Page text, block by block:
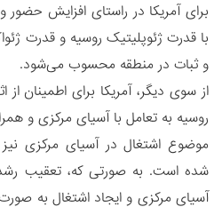
برای آمریکا در راستای افزایش حضور
با قدرت ژئوپلیتیک روسیه و قدرت
و ثبات در منطقه محسوب می‌شود.
از سوی دیگر، آمریکا برای اطمینان
روسیه به تعامل با آسیای مرکزی و
موضوع اشتغال در آسیای مرکزی
شده است. به صورتی که، تعقیب رشد
آسیای مرکزی و ایجاد اشتغال به